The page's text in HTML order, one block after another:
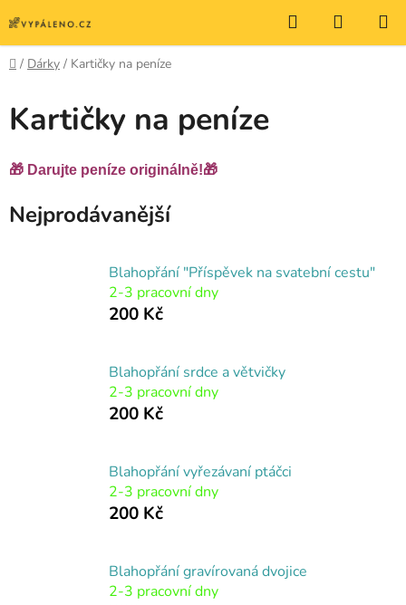
na
obsah
Hledat
KOŠÍK
Domů
/ Dárky / Kartičky na peníze
Kartičky na peníze
🎁 Darujte peníze originálně!🎁
Nejprodávanější
Blahopřání "Příspěvek na svatební cestu"
2-3 pracovní dny
200 Kč
Blahopřání srdce a větvičky
2-3 pracovní dny
200 Kč
Blahopřání vyřezávaní ptáčci
2-3 pracovní dny
200 Kč
Blahopřání gravírovaná dvojice
2-3 pracovní dny